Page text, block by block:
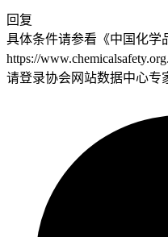
回复
具体条件请参看《中国化学
https://
请登录协会网站数据中心专